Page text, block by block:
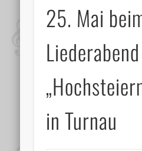
25. Mai
in Turnau